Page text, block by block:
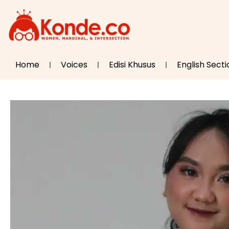
Home Voices Edisi Khusus English